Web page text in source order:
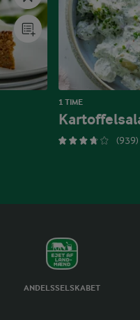
1 TIME
(939)
ANDELSSELSKABET